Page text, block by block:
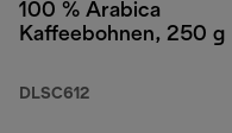
100 % Arabica
Kaffeebohnen, 250 g
DLSC612